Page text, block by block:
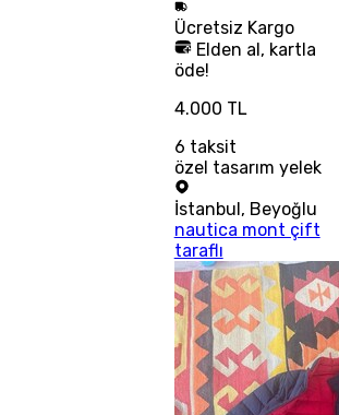
Ücretsiz Kargo
Elden al, kartla
öde!
4.000 TL
6 taksit
özel tasarım yelek
İstanbul, Beyoğlu
nautica mont çift
taraflı